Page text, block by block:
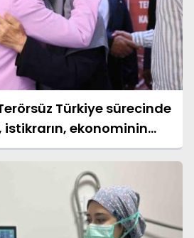
Türkiye sürecinde
istikrarın, ekonominin
kurmak istiyoruz"